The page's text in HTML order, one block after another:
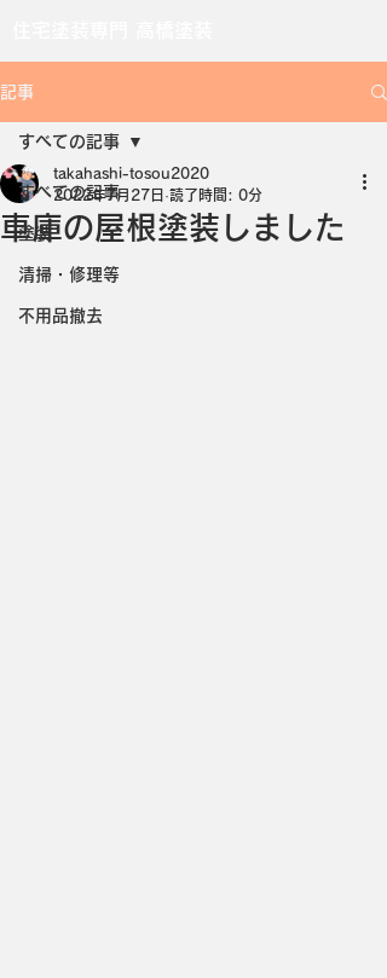
記事
すべての記事
塗装
清掃・修理等
不用品撤去
すべての記事
車庫の屋根塗装しました
takahashi-tosou2020
2022年7月27日 読了時間: 0分